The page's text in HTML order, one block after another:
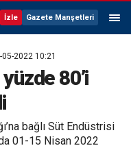
İzle Gazete Manşetleri
05-2022 10:21
80’i
bağlı Süt Endüstrisi
01-15 Nisan 2022